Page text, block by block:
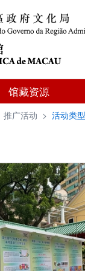
馆藏资源
推广活动 > 活动类型